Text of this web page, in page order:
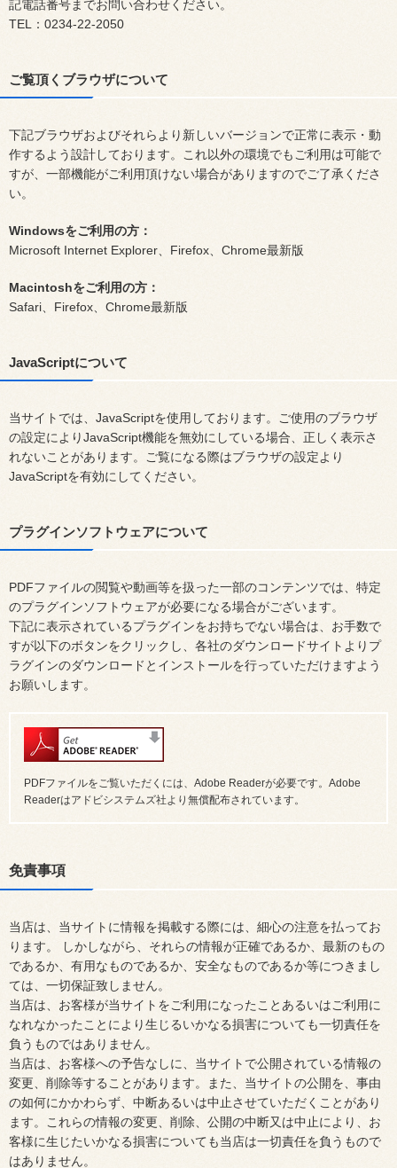
記電話番号までお問い合わせください。
TEL：0234-22-2050
ご覧頂くブラウザについて
下記ブラウザおよびそれらより新しいバージョンで正常に表示・動
作するよう設計しております。これ以外の環境でもご利用は可能で
すが、一部機能がご利用頂けない場合がありますのでご了承くださ
い。
Windowsをご利用の方：
Microsoft Internet Explorer、Firefox、Chrome最新版
Macintoshをご利用の方：
Safari、Firefox、Chrome最新版
JavaScriptについて
当サイトでは、JavaScriptを使用しております。ご使用のブラウザ
の設定によりJavaScript機能を無効にしている場合、正しく表示さ
れないことがあります。ご覧になる際はブラウザの設定より
JavaScriptを有効にしてください。
プラグインソフトウェアについて
PDFファイルの閲覧や動画等を扱った一部のコンテンツでは、特定
のプラグインソフトウェアが必要になる場合がございます。
下記に表示されているプラグインをお持ちでない場合は、お手数で
すが以下のボタンをクリックし、各社のダウンロードサイトよりプ
ラグインのダウンロードとインストールを行っていただけますよう
お願いします。
PDFファイルをご覧いただくには、Adobe Readerが必要です。Adobe
Readerはアドビシステムズ社より無償配布されています。
免責事項
当店は、当サイトに情報を掲載する際には、細心の注意を払ってお
ります。 しかしながら、それらの情報が正確であるか、最新のもの
であるか、有用なものであるか、安全なものであるか等につきまし
ては、一切保証致しません。
当店は、お客様が当サイトをご利用になったことあるいはご利用に
なれなかったことにより生じるいかなる損害についても一切責任を
負うものではありません。
当店は、お客様への予告なしに、当サイトで公開されている情報の
変更、削除等することがあります。また、当サイトの公開を、事由
の如何にかかわらず、中断あるいは中止させていただくことがあり
ます。これらの情報の変更、削除、公開の中断又は中止により、お
客様に生じたいかなる損害についても当店は一切責任を負うもので
はありません。